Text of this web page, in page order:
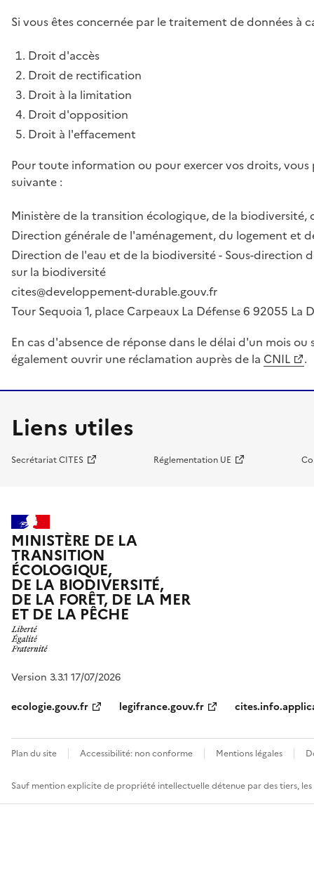
Si vous êtes concernée par le traitement de données à
Droit d'accès
Droit de rectification
Droit à la limitation
Droit d'opposition
Droit à l'effacement
Pour toute information ou pour exercer vos droits,
suivante :
Ministère de la transition écologique, de la biodiversité,
Direction générale de l'aménagement, du logement et
Direction de l'eau et de la biodiversité - Sous-direction
sur la biodiversité
cites@developpement-durable.gouv.fr
Tour Sequoia 1, place Carpeaux La Défense 6 92055 La
En cas d'absence de réponse dans le délai d'un mois
également ouvrir une réclamation auprès de la CNIL .
Liens utiles
Secrétariat CITES Réglementation UE
MINISTÈRE DE LA
TRANSITION
ÉCOLOGIQUE,
DE LA BIODIVERSITÉ,
DE LA FORÊT, DE LA MER
ET DE LA PÊCHE
Version 3.3.1 17/07/2026
ecologie.gouv.fr
legifrance.gouv.fr
Plan du site Accessibilité: non conforme Mentions légales
Sauf mention explicite de propriété intellectuelle détenue par des tiers,